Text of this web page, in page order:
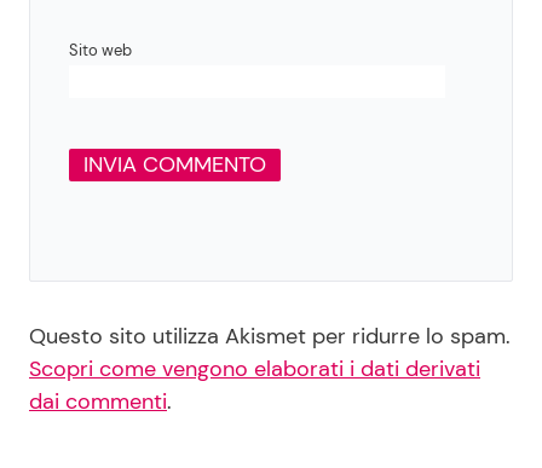
Sito web
Questo sito utilizza Akismet per ridurre lo spam.
Scopri come vengono elaborati i dati derivati
dai commenti.